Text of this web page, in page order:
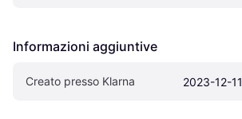
Informazioni aggiuntive
Creato presso Klarna 2023-12-11